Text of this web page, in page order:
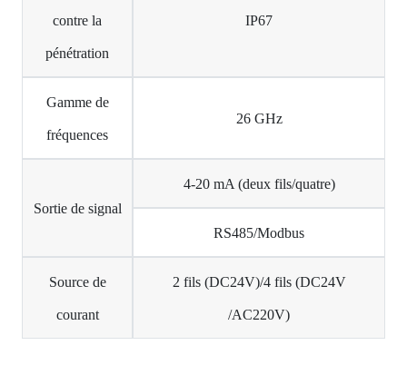
contre la
pénétration
IP67
Gamme de
fréquences
26 GHz
Sortie de signal
4-20 mA (deux fils/quatre)
RS485/Modbus
Source de
courant
2 fils (DC24V)/4 fils (DC24V
/AC220V)